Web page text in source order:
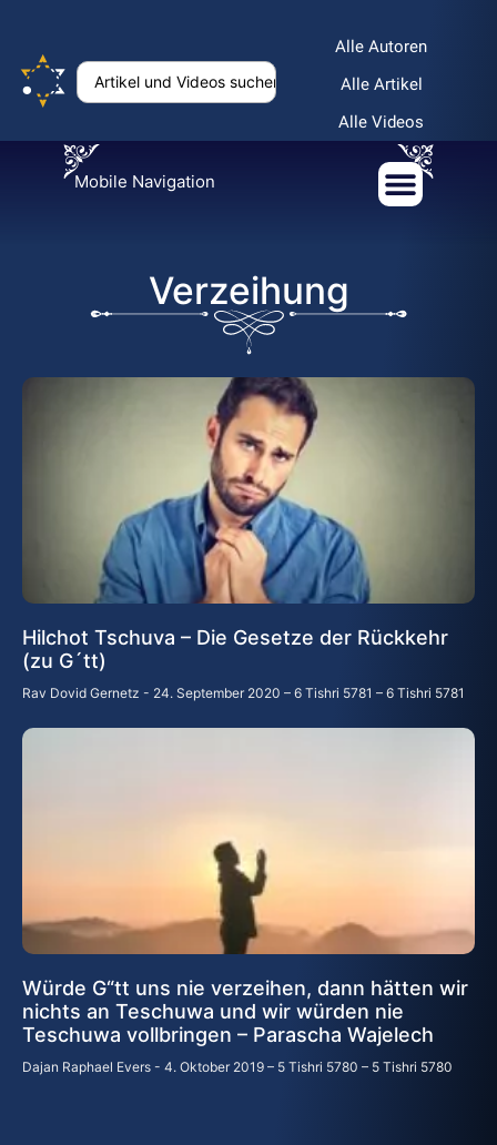
Alle Autoren
Alle Artikel
Alle Videos
Mobile Navigation
Verzeihung
Hilchot Tschuva – Die Gesetze der Rückkehr
(zu G´tt)
Rav Dovid Gernetz 24. September 2020 – 6 Tishri 5781 – 6 Tishri 5781
Würde G“tt uns nie verzeihen, dann hätten wir
nichts an Teschuwa und wir würden nie
Teschuwa vollbringen – Parascha Wajelech
Dajan Raphael Evers 4. Oktober 2019 – 5 Tishri 5780 – 5 Tishri 5780